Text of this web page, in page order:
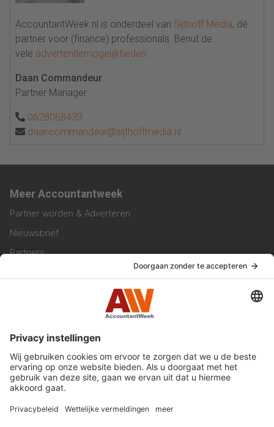
AccountantWeek.nl is onderdeel van Sijthoff Media, dé
partner voor (finance) professionals. Benut de
vele advertentiemogelijkheden.
Daan Commandeur
Partner Manager
0628068433
daancommandeur@sijthoffmedia.nl
Meer Accountantweek
Partner worden & Adverteren
Nieuwsbrief
Partners
Werken bij ons
Privacy Statement
Algemene Voorwaarden
Privacyinstellingen